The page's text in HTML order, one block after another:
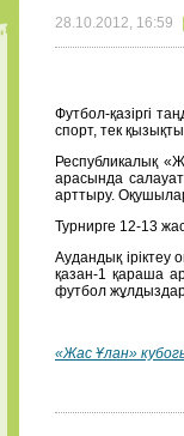
28.10.2012, 16:59
Футбол-қазіргі
спорт, тек
Республикалық
арасында
арттыру.
Турнирге 12-13
Аудандық
қазан-1 қараша
футбол
«Жас Ұлан»